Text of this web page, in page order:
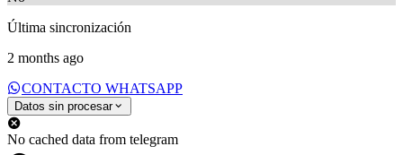
Última sincronización
2 months ago
CONTACTO WHATSAPP
Datos sin procesar
No cached data from telegram